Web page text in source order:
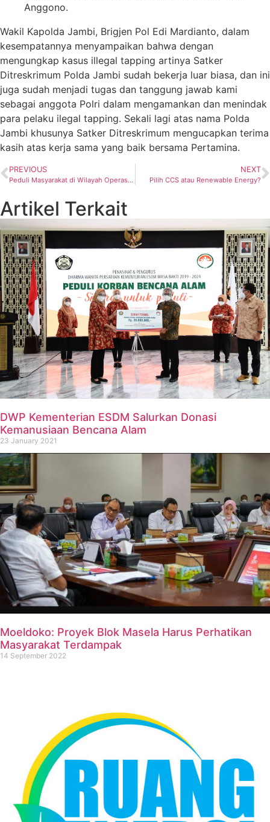
Anggono.
Wakil Kapolda Jambi, Brigjen Pol Edi Mardianto, dalam
kesempatannya menyampaikan bahwa dengan
mengungkap kasus illegal tapping artinya Satker
Ditreskrimum Polda Jambi sudah bekerja luar biasa, dan ini
juga sudah menjadi tugas dan tanggung jawab kami
sebagai anggota Polri dalam mengamankan dan menindak
para pelaku ilegal tapping. Sekali lagi atas nama Polda
Jambi khusunya Satker Ditreskrimum mengucapkan terima
kasih atas kerja sama yang baik bersama Pertamina.
PREVIOUS
Peduli Masyarakat di Wilayah Operasi, Pertamina EP Jatibarang Field Adakan Sosialisasi, Bantuan Sosial, dan Pengobatan Gratis
NEXT
Pilih CCS atau Renewable Energy?
Artikel Terkait
DWP Kementerian ESDM Salurkan Donasi
Kemanusiaan Bencana Alam
23 January 2021
Moeldoko: Proyek Blok Masela Harus Perhatikan
Masyarakat Terdampak
14 September 2022